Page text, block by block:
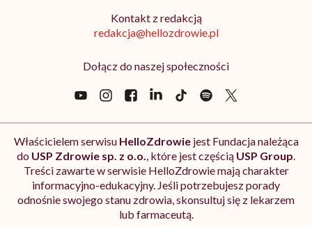
Kontakt z redakcją
redakcja@hellozdrowie.pl
Dołącz do naszej społeczności
Właścicielem serwisu HelloZdrowiejest Fundacja należąca
do USP Zdrowie sp. z o.o., które jest częścią USP Group.
Treści zawarte w serwisie HelloZdrowie mają charakter
informacyjno-edukacyjny. Jeśli potrzebujesz porady
odnośnie swojego stanu zdrowia, skonsultuj się z lekarzem
lub farmaceutą.